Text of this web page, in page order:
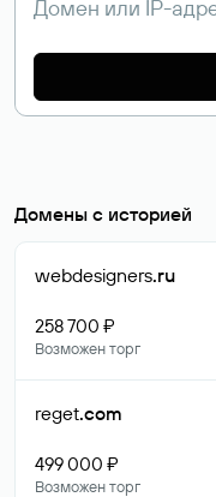
Домены с историей
webdesigners.ru
258 700 ₽
Возможен торг
reget.com
499 000 ₽
Возможен торг